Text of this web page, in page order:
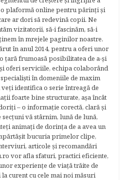
plaformă online pentru părinţi şi
ar dori să redevină copii. Ne
vizitatorii, să-i fascinăm, să-i
în mrejele paginilor noastre.​
în anul 2014, pentru a oferi unor
ţară frumoasă posibilitatea de a-şi
oferi serviciile, echipa colaborând
în domeniile de maxim
veţi identifica o serie întreagă de
foarte bine structurate, aşa încât
– o informaţie corectă, clară şi
secțuni vă stârnim, lună de lună,
animaţi de dorinţa de a avea un
bucuria primelor clipe,
articole şi recomandări
vor afla sfaturi, practici eficiente,
experienţe de viaţă trăite de
curent cu cele mai noi măsuri